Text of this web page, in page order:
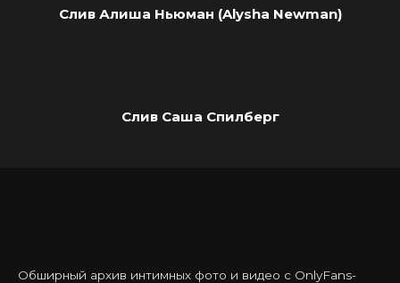
Слив Алиша Ньюман (Alysha Newman)
Слив Саша Спилберг
Обширный архив интимных фото и видео с OnlyFans-